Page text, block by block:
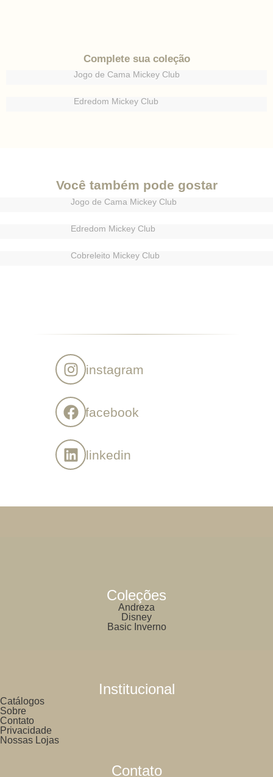
Complete sua coleção
Jogo de Cama Mickey Club
Edredom Mickey Club
Você também pode gostar
Jogo de Cama Mickey Club
Edredom Mickey Club
Cobreleito Mickey Club
instagram
facebook
linkedin
Coleções
Andreza
Disney
Basic Inverno
Institucional
Catálogos
Sobre
Contato
Privacidade
Nossas Lojas
Contato